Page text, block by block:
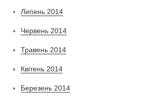
Липень 2014
Червень 2014
Травень 2014
Квітень 2014
Березень 2014